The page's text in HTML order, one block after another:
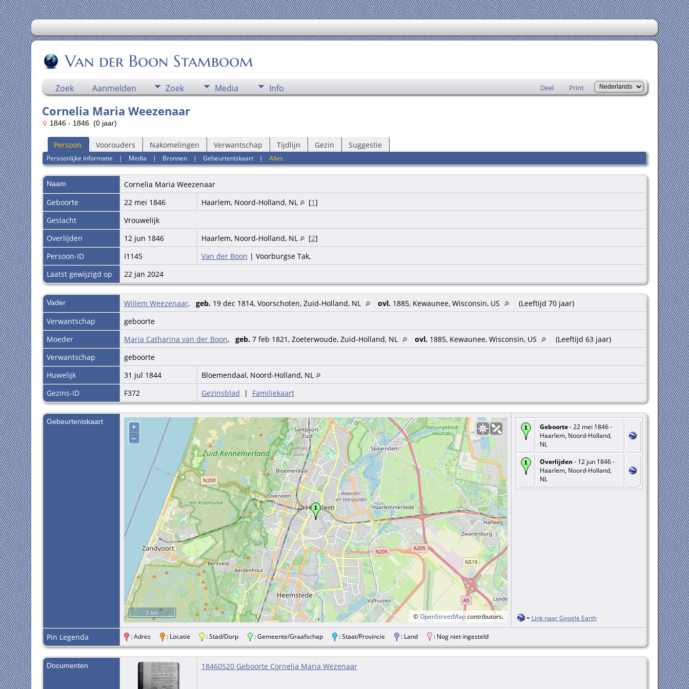
Van der Boon Stamboom
Zoek Aanmelden Zoek Media Info Deel Print
Cornelia Maria Weezenaar
1846 - 1846 (0 jaar)
Persoon Voorouders Nakomelingen Verwantschap Tijdlijn Gezin Suggestie
Persoonlijke informatie | Media | Bronnen| Gebeurteniskaart| Alles
Naam Cornelia Maria Weezenaar
Geboorte
22 mei 1846 Haarlem, Noord-Holland, NL [1]
Geslacht
Vrouwelijk
Overlijden
12 jun 1846 Haarlem, Noord-Holland, NL [2]
Persoon-ID
I1145 Van der Boon | Voorburgse Tak,
Laatst gewijzigd op
22 jan 2024
Vader Willem Weezenaar, geb.19 dec 1814, Voorschoten, Zuid-Holland, NL ovl.1885, Kewaunee, Wisconsin, US
(Leeftijd 70 jaar)
Verwantschap
geboorte
Moeder
Maria Catharina van der Boon, geb.7 feb 1821, Zoeterwoude, Zuid-Holland, NL ovl.1885, Kewaunee, Wisconsin, US
(Leeftijd 63 jaar)
Verwantschap
geboorte
Huwelijk
31 jul 1844
Bloemendaal, Noord-Holland, NL
Gezins-ID
F372 Gezinsblad | Familiekaart
Gebeurteniskaart
+
–
©OpenStreetMapcontributors.
2 km
Geboorte- 22 mei 1846 -
Haarlem, Noord-Holland,
NL
Overlijden - 12 jun 1846 -
Haarlem, Noord-Holland,
NL
= Link naar Google Earth
Pin Legenda : Adres : Locatie : Stad/Dorp : Gemeente/Graafschap : Staat/Provincie : Land : Nog niet ingesteld
Documenten 18460520 Geboorte Cornelia Maria Wezenaar